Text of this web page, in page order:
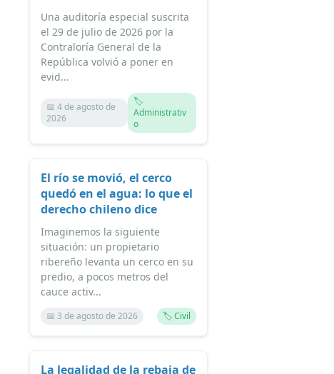
Una auditoría especial suscrita
el 29 de julio de 2026 por la
Contraloría General de la
República volvió a poner en
evid...
📅 4 de agosto de
2026
🏷️
Administrativ
o
El río se movió, el cerco
quedó en el agua: lo que el
derecho chileno dice
Imaginemos la siguiente
situación: un propietario
ribereño levanta un cerco en su
predio, a pocos metros del
cauce activ...
📅 3 de agosto de 2026 🏷️ Civil
La legalidad de la rebaja de